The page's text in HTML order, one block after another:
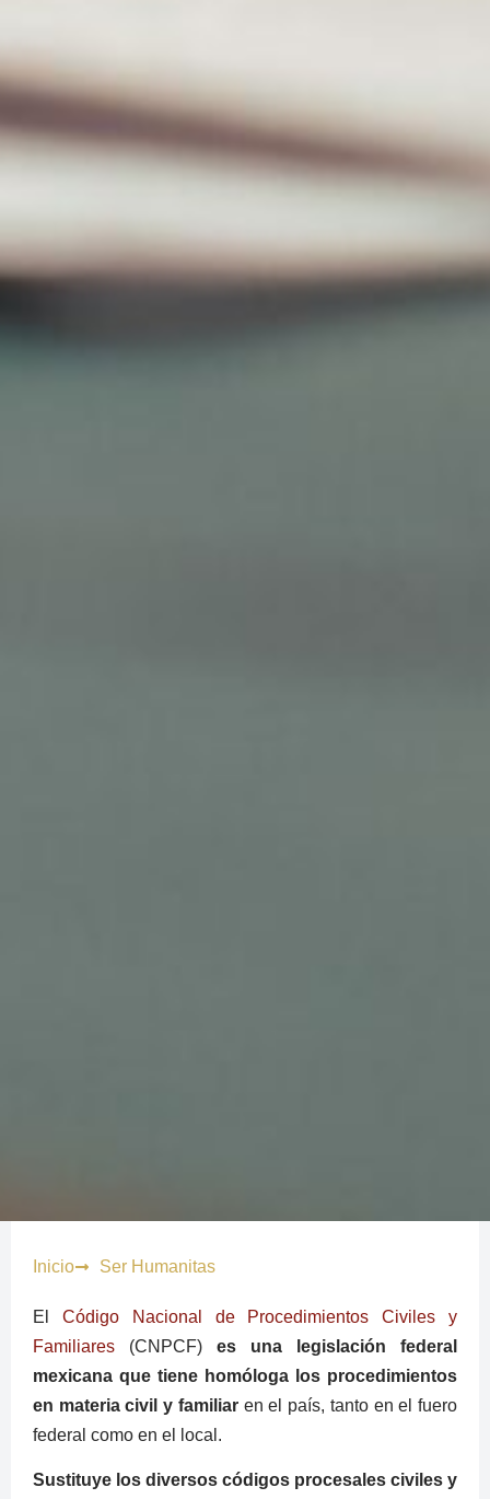
Inicio Ser Humanitas
El Código Nacional de Procedimientos Civiles y
Familiares (CNPCF) es una legislación federal
mexicana que tiene homóloga los procedimientos
en materia civil y familiar en el país, tanto en el fuero
federal como en el local.
Sustituye los diversos códigos procesales civiles y